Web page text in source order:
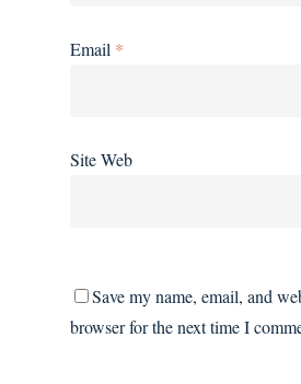
Email *
Site Web
Save my name, email, and
browser for the next time I